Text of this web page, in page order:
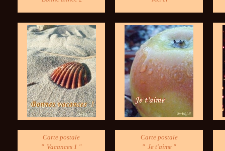
Carte postale
" Vacances 1 "
Carte postale
" Je t'aime "